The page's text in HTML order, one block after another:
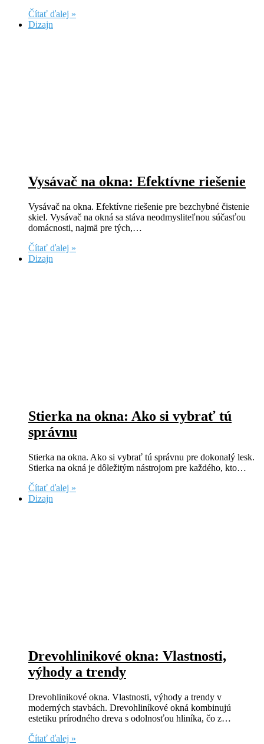
Čítať ďalej »
Dizajn
Vysávač na okna: Efektívne riešenie
Vysávač na okna. Efektívne riešenie pre bezchybné čistenie
skiel. Vysávač na okná sa stáva neodmysliteľnou súčasťou
domácnosti, najmä pre tých,…
Čítať ďalej »
Dizajn
Stierka na okna: Ako si vybrať tú
správnu
Stierka na okna. Ako si vybrať tú správnu pre dokonalý lesk.
Stierka na okná je dôležitým nástrojom pre každého, kto…
Čítať ďalej »
Dizajn
Drevohlinikové okna: Vlastnosti,
výhody a trendy
Drevohlinikové okna. Vlastnosti, výhody a trendy v
moderných stavbách. Drevohliníkové okná kombinujú
estetiku prírodného dreva s odolnosťou hliníka, čo z…
Čítať ďalej »